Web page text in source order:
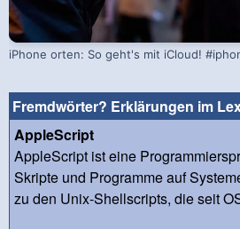
iPhone orten: So geht's mit iCloud!
Fremdwörter? Erklärungen im
AppleScript
AppleScript ist eine
Skripte und Programme auf
zu den Unix-Shellscripts, die seit